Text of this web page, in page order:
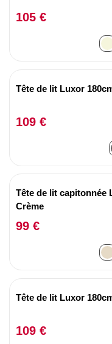
105 €
Tête de lit Luxor
109 €
Tête de lit capitonnée
Crème
99 €
Tête de lit Luxor
109 €